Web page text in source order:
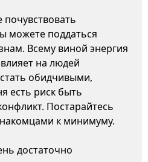
можете поддаться
Всему виной энергия
на людей
обидчивыми,
есть риск быть
Постарайтесь
к минимуму.
достаточно